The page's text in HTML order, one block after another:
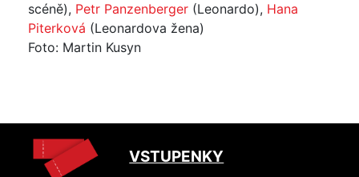
scéně), Petr Panzenberger (Leonardo), Hana
Piterková (Leonardova žena)
Foto: Martin Kusyn
VSTUPENKY